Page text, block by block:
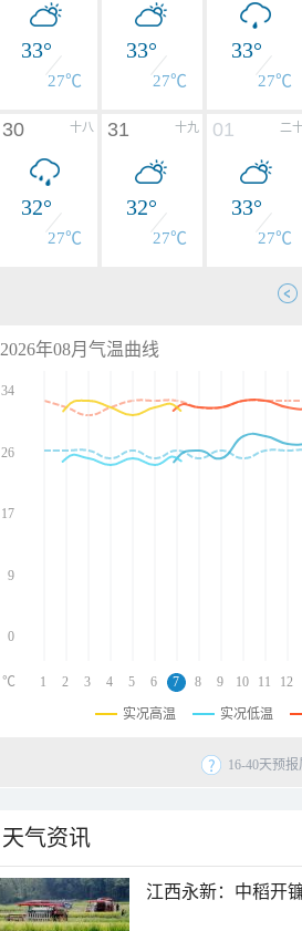
33°
27℃
33°
27℃
33°
27℃
十八
30
32°
27℃
十九
31
32°
27℃
二
01
33°
27℃
2026年08月气温曲线
34
26
17
9
0
1 2 3 4 5 6 7 8 9 10 11 12
℃
实况高温 实况低温
16-40天预
天气资讯
江西永新：中稻开